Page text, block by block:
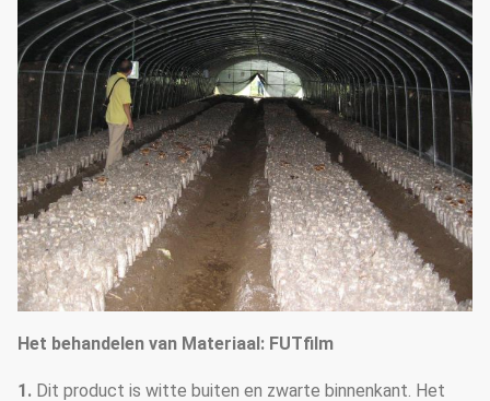
Het behandelen van Materiaal: FUTfilm
1. Dit product is witte buiten en zwarte binnenkant. Het